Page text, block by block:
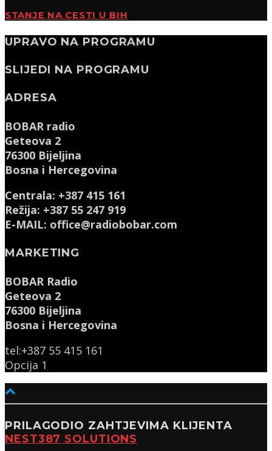
STANJE NA CESTI U BIH
UPRAVO NA PROGRAMU
SLIJEDI NA PROGRAMU
ADRESA
BOBAR radio
Geteova 2
76300 Bijeljina
Bosna i Hercegovina
Centrala: +387 415 161
Režija: +387 55 247 919
E-MAIL: office@radiobobar.com
MARKETING
BOBAR Radio
Geteova 2
76300 Bijeljina
Bosna i Hercegovina
tel:+387 55 415 161
Opcija 1
PRILAGODIO ZAHTJEVIMA KLIJENTA
NEST387 SOLUTIONS